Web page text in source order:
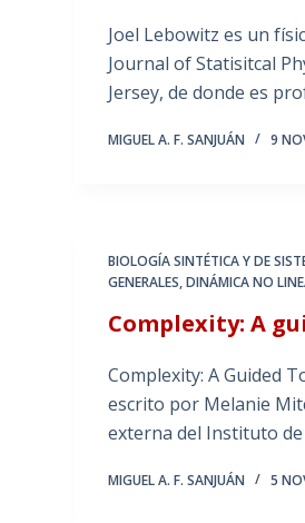
Joel Lebowitz es un
Journal of Statisitcal
Jersey, de donde es
MIGUEL A. F. SANJUÁN 9
BIOLOGÍA SINTÉTICA Y DE
GENERALES,DINÁMICA NO
Complexity: A
Complexity: A Guided
escrito por Melanie
externa del Instituto
MIGUEL A. F. SANJUÁN 5